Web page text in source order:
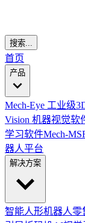
搜索...
首页
产品
Mech-Eye 工业级
Vision 机器视觉软
学习软件Mech-
器人平台
解决方案
智能人形机器人零